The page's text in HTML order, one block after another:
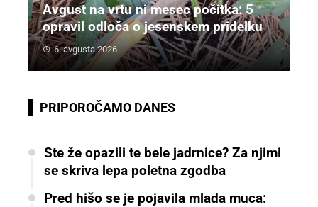
Avgust na vrtu ni mesec počitka: 5
opravil odloča o jesenskem pridelku
6. avgusta 2026
PRIPOROČAMO DANES
Ste že opazili te bele jadrnice? Za njimi
se skriva lepa poletna zgodba
Pred hišo se je pojavila mlada muca: